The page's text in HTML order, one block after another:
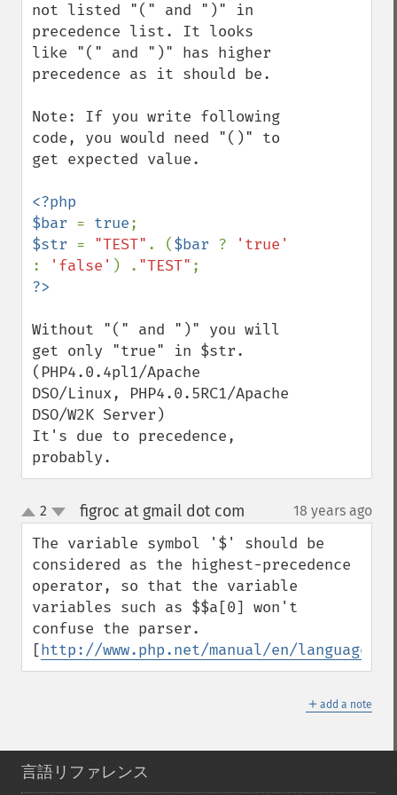
not listed "(" and ")" in
precedence list. It looks
like "(" and ")" has higher
precedence as it should be.
Note: If you write following
code, you would need "()" to
get expected value.
<?php
$bar = true
$str = "TEST" . ($bar ?
:
'false' ) . "TEST"
Without "(" and ")" you will
get only "true" in $str.
(PHP4.0.4pl1/Apache
DSO/Linux, PHP4.0.5RC1/Apache
DSO/W2K Server)
It's due to precedence,
probably.
up
down
2 figroc at gmail dot com 18 years ago
The variable symbol '$' should be
considered as the highest-precedence
operator, so that the variable
variables such as $$a[0] won't
confuse the parser.
[http://www.php.net/manual/en/
＋ add a note
言語リファレンス